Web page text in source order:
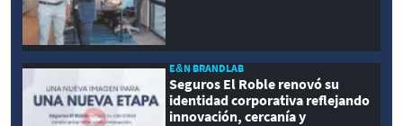
E&N BRANDLAB
Seguros El Roble renovó su
identidad corporativa reflejando
innovación, cercanía y